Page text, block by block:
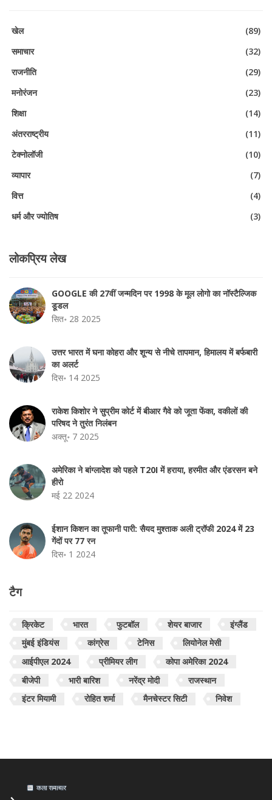
खेल
(89)
समाचार
(32)
राजनीति
(29)
मनोरंजन
(23)
शिक्षा
(14)
अंतरराष्ट्रीय
(11)
टेक्नोलॉजी
(10)
व्यापार
(7)
वित्त
(4)
धर्म और ज्योतिष
(3)
लोकप्रिय लेख
GOOGLE की 27वीं जन्मदिन पर 1998 के मूल लोगो का नॉस्टैल्जिक
डूडल
सित॰ 28 2025
उत्तर भारत में घना कोहरा और शून्य से नीचे तापमान, हिमालय में बर्फबारी
का अलर्ट
दिस॰ 14 2025
राकेश किशोर ने सुप्रीम कोर्ट में बीआर गैवे को जूता फेंका, वकीलों की
परिषद ने तुरंत निलंबन
अक्तू॰ 7 2025
अमेरिका ने बांग्लादेश को पहले T20I में हराया, हरमीत और एंडरसन बने
हीरो
मई 22 2024
ईशान किशन का तूफानी पारी: सैयद मुश्ताक अली ट्रॉफी 2024 में 23
गेंदों पर 77 रन
दिस॰ 1 2024
टैग
क्रिकेट भारत फुटबॉल शेयर बाजार
इंग्लैंड
मुंबई इंडियंस
कांग्रेस टेनिस
लियोनेल मेसी
आईपीएल 2024
प्रीमियर लीग
कोपा अमेरिका 2024
बीजेपी
भारी बारिश नरेंद्र मोदी
राजस्थान
इंटर मियामी
रोहित शर्मा मैनचेस्टर सिटी निवेश